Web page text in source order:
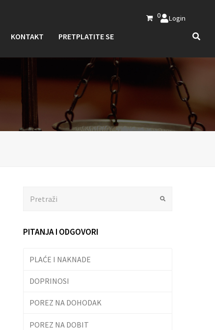
0 Login
KONTAKT PRETPLATITE SE
PITANJA I ODGOVORI
PLAĆE I NAKNADE
DOPRINOSI
POREZ NA DOHODAK
POREZ NA DOBIT